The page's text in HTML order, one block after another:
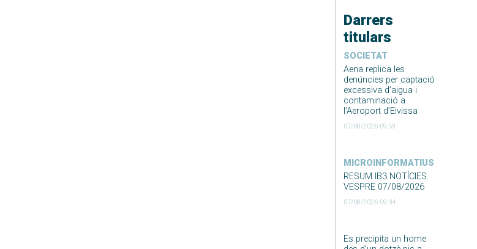
Darrers
titulars
SOCIETAT
Aena replica les
denúncies per captació
excessiva d’aigua i
contaminació a
l’Aeroport d’Eivissa
07/08/2026 09:59
MICROINFORMATIUS
RESUM IB3 NOTÍCIES
VESPRE 07/08/2026
07/08/2026 09:34
Es precipita un home